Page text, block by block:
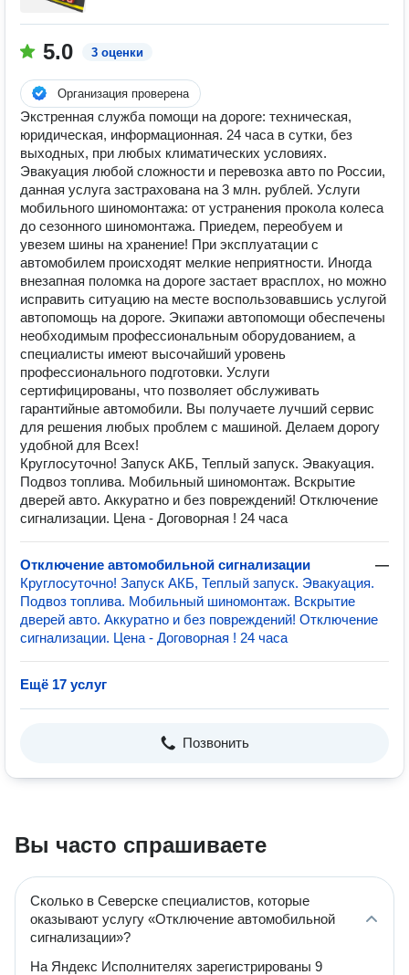
5.0 3 оценки
Организация проверена
Экстренная служба помощи на дороге: техническая,
юридическая, информационная. 24 часа в сутки, без
выходных, при любых климатических условиях.
Эвакуация любой сложности и перевозка авто по России,
данная услуга застрахована на 3 млн. рублей. Услуги
мобильного шиномонтажа: от устранения прокола колеса
до сезонного шиномонтажа. Приедем, переобуем и
увезем шины на хранение! При эксплуатации с
автомобилем происходят мелкие неприятности. Иногда
внезапная поломка на дороге застает врасплох, но можно
исправить ситуацию на месте воспользовавшись услугой
автопомощь на дороге. Экипажи автопомощи обеспечены
необходимым профессиональным оборудованием, а
специалисты имеют высочайший уровень
профессионального подготовки. Услуги
сертифицированы, что позволяет обслуживать
гарантийные автомобили. Вы получаете лучший сервис
для решения любых проблем с машиной. Делаем дорогу
удобной для Всех!
Круглосуточно! Запуск АКБ, Теплый запуск. Эвакуация.
Подвоз топлива. Мобильный шиномонтаж. Вскрытие
дверей авто. Аккуратно и без повреждений! Отключение
сигнализации. Цена - Договорная ! 24 часа
Отключение автомобильной сигнализации
—
Круглосуточно! Запуск АКБ, Теплый запуск. Эвакуация.
Подвоз топлива. Мобильный шиномонтаж. Вскрытие
дверей авто. Аккуратно и без повреждений! Отключение
сигнализации. Цена - Договорная ! 24 часа
Ещё 17 услуг
Позвонить
Вы часто спрашиваете
Сколько в Северске специалистов, которые
оказывают услугу «Отключение автомобильной
сигнализации»?
На Яндекс Исполнителях зарегистрированы 9